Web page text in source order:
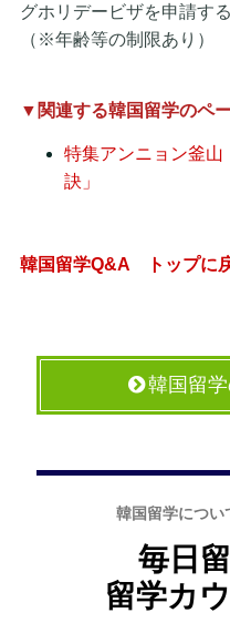
グホリデービザを申請す
（※年齢等の制限あり）
▼関連する韓国留学のペ
特集アンニョン釜山
訣」
韓国留学Q&A トップに
韓国留
韓国留学につい
毎日
留学カ